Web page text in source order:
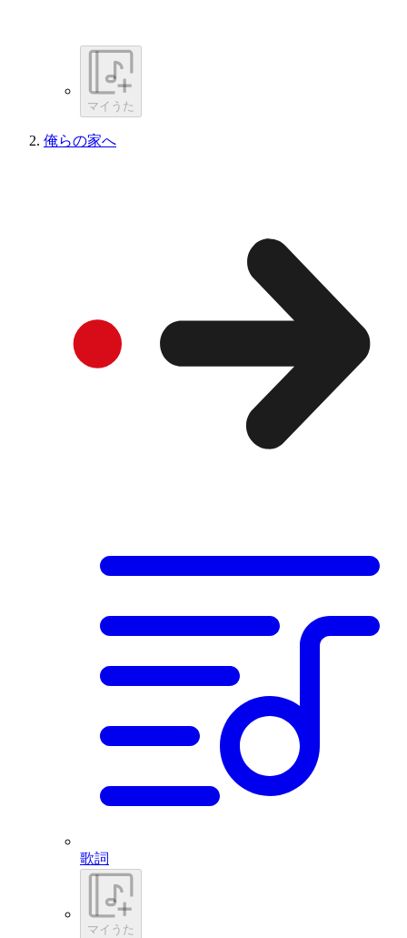
マイうた
俺らの家へ
歌詞
マイうた